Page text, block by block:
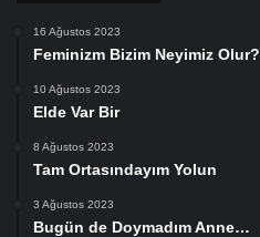
16 Ağustos 2023
Feminizm Bizim Neyimiz Olur?
10 Ağustos 2023
Elde Var Bir
8 Ağustos 2023
Tam Ortasındayım Yolun
3 Ağustos 2023
Bugün de Doymadım Anne…